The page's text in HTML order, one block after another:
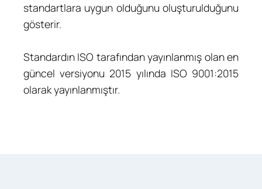
standartlara uygun olduğunu oluşturulduğunu
gösterir.
Standardın ISO tarafından yayınlanmış olan en
güncel versiyonu 2015 yılında ISO 9001:2015
olarak yayınlanmıştır.